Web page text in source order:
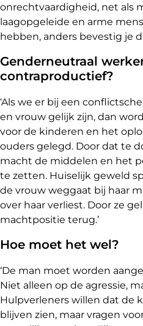
onrechtvaardigheid, net als
laagopgeleide en arme
hebben, anders bevestig je
Genderneutraal
contraproductief?
‘Als we er bij een
en vrouw gelijk zijn, dan
voor de kinderen en het
ouders gelegd. Door dat te
macht de middelen en het
te zetten. Huiselijk geweld
de vrouw weggaat bij haar
over haar verliest. Door ze
machtpositie terug.’
Hoe moet het wel?
‘De man moet worden
Niet alleen op de agressie,
Hulpverleners willen dat de
blijven zien, maar vragen